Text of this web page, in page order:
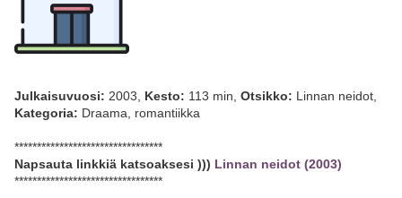
Julkaisuvuosi: 2003, Kesto: 113 min, Otsikko: Linnan neidot,
Kategoria: Draama, romantiikka
*********************************
Napsauta linkkiä katsoaksesi ))) Linnan neidot (2003)
*********************************